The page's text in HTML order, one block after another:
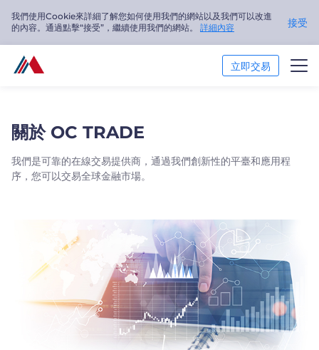
我們使用Cookie來詳細了解您如何使用我們的網站以及我們可以改進
的內容。通過點擊“接受”，繼續使用我們的網站。 詳細內容 接受
立即交易
交易平臺
市場分析
關於我們
Trader
關於 OC TRADE
我們是可靠的在線交易提供商，通過我們創新性的平臺和應用程
序，您可以交易全球金融市場。